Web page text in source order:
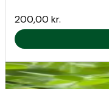
200,00 kr.